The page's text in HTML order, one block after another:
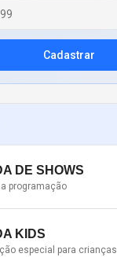
Cadastrar
DE SHOWS
programação
KIDS
especial para crianças